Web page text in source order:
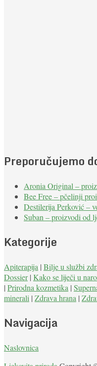
Preporučujemo
Aronia Original –
Bee Free – pčelinji
Destilerija Perković –
Suban – proizvodi od
Kategorije
Apiterapija | Bilje u službi
Dossier| Kako se liječi u
| Prirodna kozmetika |
minerali | Zdrava hrana |
Navigacija
Naslovnica